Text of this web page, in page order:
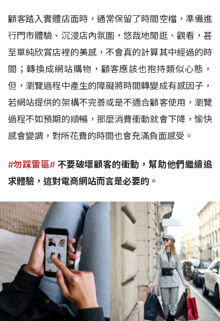
顧客踏入實體店面時，通常保留了時間空檔，準備進
行門市體驗、沉浸店內氛圍，悠哉地閒逛、觀看，甚
至單純欣賞店裡的美感，不會真的計算其中經過的時
間；轉換成網站購物，顧客應該也抱持類似心態，
但，瀏覽過程中產生的障礙將時間轉變成有感因子，
若網站提供的架構不完善或是不適合顧客使用，瀏覽
過程不如預期的順暢，那麼消費衝動就會下降，愉快
感會變調，對所花費的時間也會充滿負面感受。
#勿踩雷區#不要破壞顧客的衝動，幫助他們繼續追
求體驗，這對電商網站而言是必要的。